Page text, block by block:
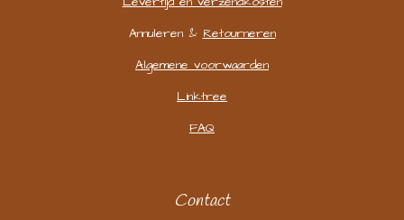
Annuleren & Retourneren
Algemene voorwaarden
Linktree
FAQ
Contact